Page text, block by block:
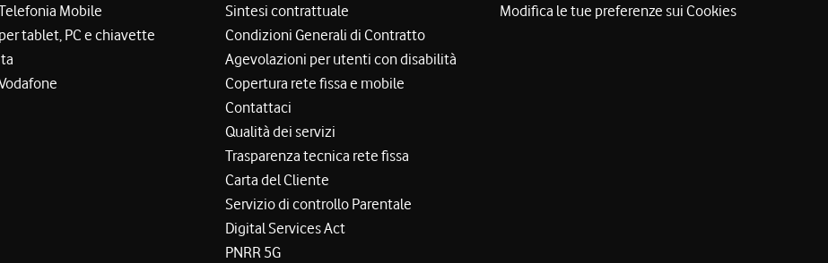
Mobile
tablet, PC e chiavette
Sintesi contrattuale
Condizioni Generali di Contratto
Agevolazioni per utenti con disabilità
Copertura rete fissa e mobile
Contattaci
Qualità dei servizi
Trasparenza tecnica rete fissa
Carta del Cliente
Servizio di controllo Parentale
Digital Services Act
PNRR 5G
Modifica le tue preferenze sui Cookies